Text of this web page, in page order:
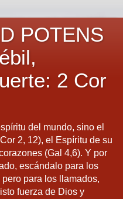
POTENS
2 Cor
del mundo, sino el
2, 12), el Espíritu de su
(Gal 4,6). Y por
escándalo para los
para los llamados,
fuerza de Dios y